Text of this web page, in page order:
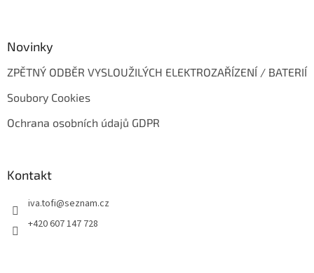
Novinky
ZPĚTNÝ ODBĚR VYSLOUŽILÝCH ELEKTROZAŘÍZENÍ / BATERIÍ
Soubory Cookies
Ochrana osobních údajů GDPR
Kontakt
iva.tofi@seznam.cz
+420 607 147 728